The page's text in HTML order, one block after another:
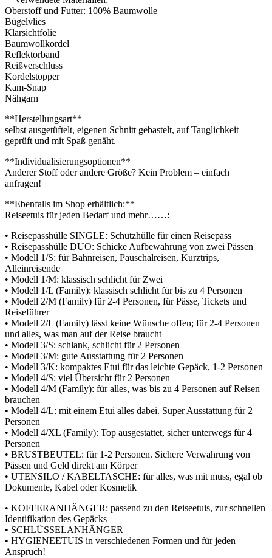
Oberstoff und Futter: 100% Baumwolle
Bügelvlies
Klarsichtfolie
Baumwollkordel
Reflektorband
Reißverschluss
Kordelstopper
Kam-Snap
Nähgarn
**Herstellungsart**
selbst ausgetüftelt, eigenen Schnitt gebastelt, auf Tauglichkeit
geprüft und mit Spaß genäht.
**Individualisierungsoptionen**
Anderer Stoff oder andere Größe? Kein Problem – einfach
anfragen!
**Ebenfalls im Shop erhältlich:**
Reiseetuis für jeden Bedarf und mehr……:
• Reisepasshülle SINGLE: Schutzhülle für einen Reisepass
• Reisepasshülle DUO: Schicke Aufbewahrung von zwei Pässen
• Modell 1/S: für Bahnreisen, Pauschalreisen, Kurztrips,
Alleinreisende
• Modell 1/M: klassisch schlicht für Zwei
• Modell 1/L (Family): klassisch schlicht für bis zu 4 Personen
• Modell 2/M (Family) für 2-4 Personen, für Pässe, Tickets und
Reiseführer
• Modell 2/L (Family) lässt keine Wünsche offen; für 2-4 Personen
und alles, was man auf der Reise braucht
• Modell 3/S: schlank, schlicht für 2 Personen
• Modell 3/M: gute Ausstattung für 2 Personen
• Modell 3/K: kompaktes Etui für das leichte Gepäck, 1-2 Personen
• Modell 4/S: viel Übersicht für 2 Personen
• Modell 4/M (Family): für alles, was bis zu 4 Personen auf Reisen
brauchen
• Modell 4/L: mit einem Etui alles dabei. Super Ausstattung für 2
Personen
• Modell 4/XL (Family): Top ausgestattet, sicher unterwegs für 4
Personen
• BRUSTBEUTEL: für 1-2 Personen. Sichere Verwahrung von
Pässen und Geld direkt am Körper
• UTENSILO / KABELTASCHE: für alles, was mit muss, egal ob
Dokumente, Kabel oder Kosmetik
• KOFFERANHÄNGER: passend zu den Reiseetuis, zur schnellen
Identifikation des Gepäcks
• SCHLÜSSELANHÄNGER
• HYGIENEETUIS in verschiedenen Formen und für jeden
Anspruch!